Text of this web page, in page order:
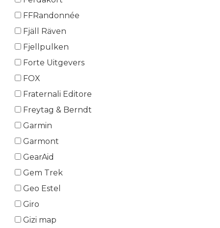
FFRandonnée
Fjäll Räven
Fjellpulken
Forte Uitgevers
FOX
Fraternali Editore
Freytag & Berndt
Garmin
Garmont
GearAid
Gem Trek
Geo Estel
Giro
Gizi map